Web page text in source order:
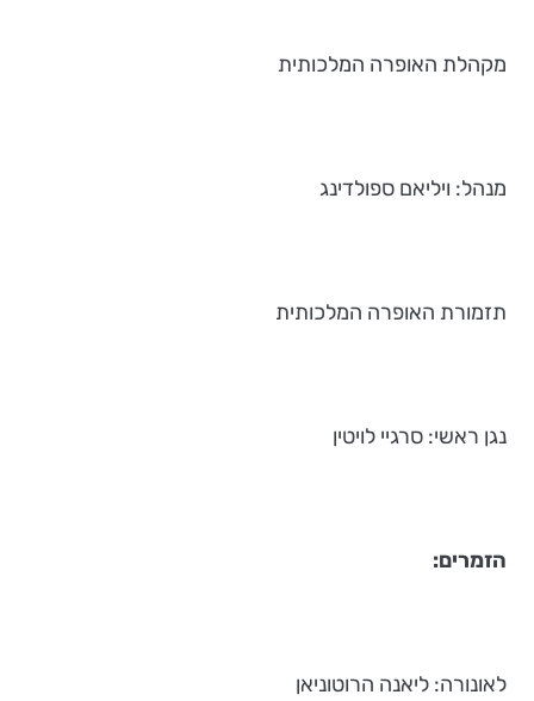
מקהלת האופרה המלכותית
מנהל: ויליאם ספולדינג
תזמורת האופרה המלכותית
נגן ראשי: סרגיי לויטין
הזמרים:
לאונורה: ליאנה הרוטוניאן